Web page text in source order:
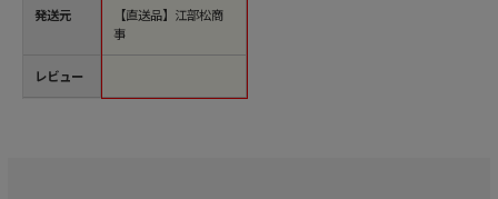
発送元
レビュー
【直送品】江部松商
事